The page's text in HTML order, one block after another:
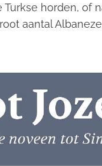
horden, of
aantal